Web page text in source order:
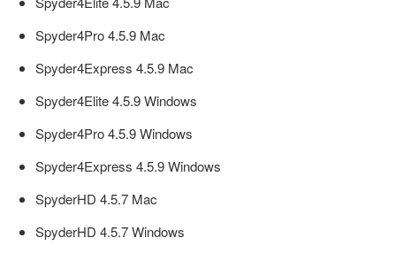
Spyder Monitor Kalibrierung
SpyderPro / Spyder / SpyderExpress Hilfe
Spyder Lösungen bei der Bilderfassung
Spyder Drucker-Profilierung
Spyder4Pro 4.5.9 Mac
Spyder4Express 4.5.9 Mac
Spyder4Elite 4.5.9 Windows
Spyder4Pro 4.5.9 Windows
Spyder4Express 4.5.9 Windows
SpyderHD 4.5.7 Mac
SpyderHD 4.5.7 Windows